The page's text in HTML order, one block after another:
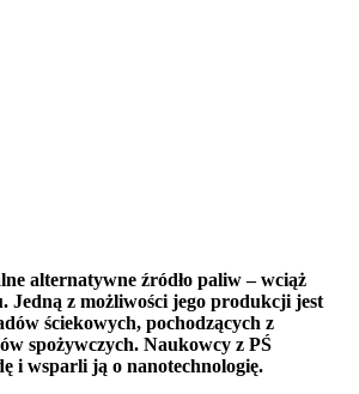
alternatywne źródło paliw – wciąż
Jedną z możliwości jego produkcji jest
ściekowych, pochodzących z
spożywczych. Naukowcy z PŚ
i wsparli ją o nanotechnologię.